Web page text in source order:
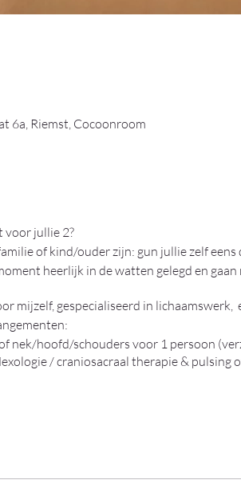
6a, Riemst, Cocoonroom
voor jullie 2?
of kind/ouder zijn: gun jullie zelf
heerlijk in de watten gelegd en
mijzelf, gespecialiseerd in lichaamswerk,
nek/hoofd/schouders voor 1 persoon
/ craniosacraal therapie & pulsing
doorgeven.